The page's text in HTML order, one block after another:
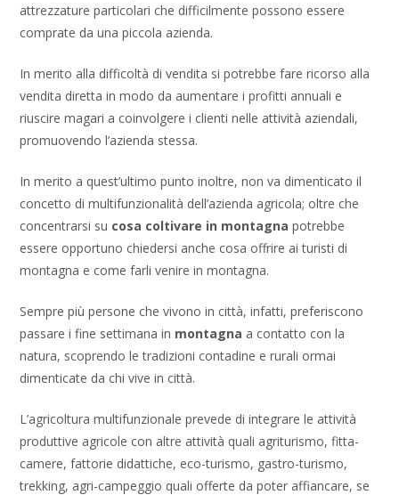
attrezzature particolari che difficilmente possono essere
comprate da una piccola azienda.
In merito alla difficoltà di vendita si potrebbe fare ricorso alla
vendita diretta in modo da aumentare i profitti annuali e
riuscire magari a coinvolgere i clienti nelle attività aziendali,
promuovendo l’azienda stessa.
In merito a quest’ultimo punto inoltre, non va dimenticato il
concetto di multifunzionalità dell’azienda agricola; oltre che
concentrarsi su cosa coltivare in montagna potrebbe
essere opportuno chiedersi anche cosa offrire ai turisti di
montagna e come farli venire in montagna.
Sempre più persone che vivono in città, infatti, preferiscono
passare i fine settimana in montagna a contatto con la
natura, scoprendo le tradizioni contadine e rurali ormai
dimenticate da chi vive in città.
L’agricoltura multifunzionale prevede di integrare le attività
produttive agricole con altre attività quali agriturismo, fitta-
camere, fattorie didattiche, eco-turismo, gastro-turismo,
trekking, agri-campeggio quali offerte da poter affiancare, se